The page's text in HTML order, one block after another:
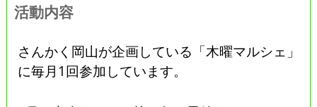
活動内容
さんかく岡山が企画している「木曜マルシェ」
に毎月1回参加しています。